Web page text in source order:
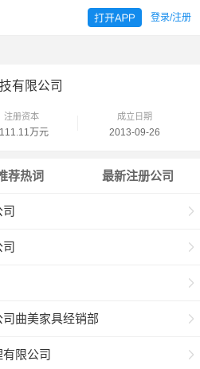
登录/注册
有限公司
注册资本
万元
成立日期
2013-09-26
曲美家具经销部
限公司
荐热词 最新注册公司